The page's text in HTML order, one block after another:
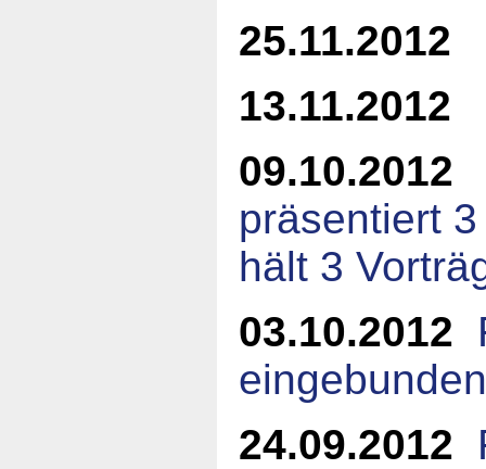
25.11.2012
13.11.2012
09.10.2012
präsentiert
hält 3
03.10.2012
eingebunden
24.09.2012